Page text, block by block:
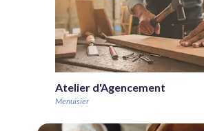
Atelier d'Agencement
Menuisier